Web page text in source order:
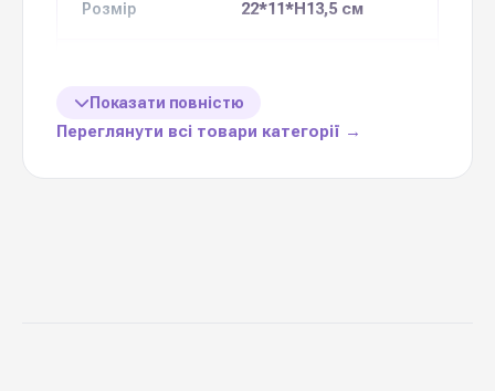
Розмір 22*11*H13,5 см
упаковці:
кольору
гама
постійній наявності
Показати повністю
Переглянути всі товари категорії →